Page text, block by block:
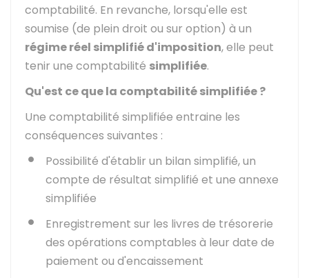
comptabilité. En revanche, lorsqu'elle est
soumise (de plein droit ou sur option) à un
régime réel simplifié d'imposition, elle peut
tenir une comptabilité simplifiée.
Qu'est ce que la comptabilité simplifiée ?
Une comptabilité simplifiée entraine les
conséquences suivantes :
Possibilité d'établir un bilan simplifié, un
compte de résultat simplifié et une annexe
simplifiée
Enregistrement sur les livres de trésorerie
des opérations comptables à leur date de
paiement ou d'encaissement